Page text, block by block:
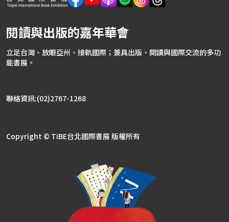
閱讀與出版的嘉年華會
立足台灣、放眼亞州、接軌國際；兼具出版、閱讀與國際交流的多功
能書展。
聯絡資訊:(02)2767-1268
Copyright © TiBE台北國際書展 版權所有